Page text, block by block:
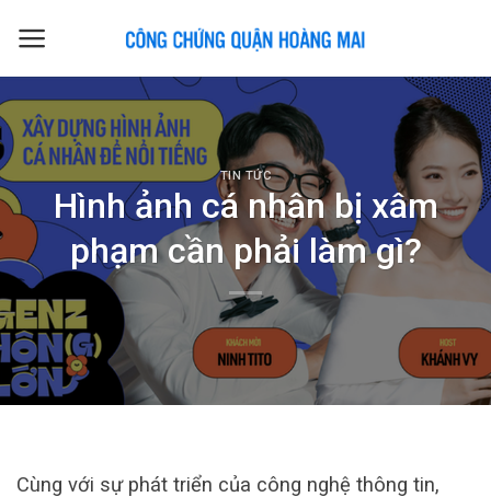
TIN TỨC
Hình ảnh cá nhân bị xâm
phạm cần phải làm gì?
Cùng với sự phát triển của công nghệ thông tin,